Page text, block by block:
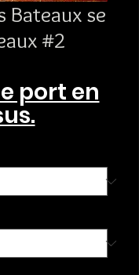
Bateaux se
#2
port en